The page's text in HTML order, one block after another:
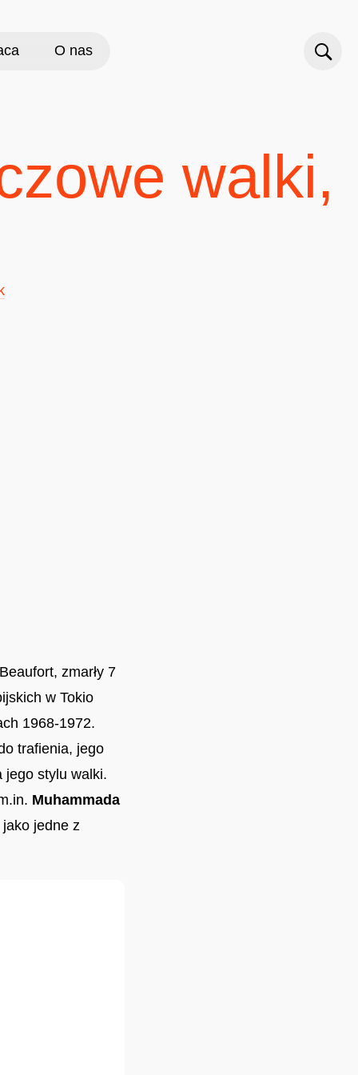
O nas
walki,
zmarły 7
w Tokio
1968-1972.
trafienia, jego
jego stylu walki.
Muhammada
jedne z